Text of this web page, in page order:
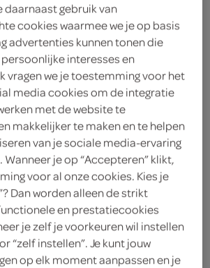
kompres
zijn niet zichtbaar bij de
worden wél automatisch
daarnaast gebruik van
cookies waarmee we je op basis
advertenties kunnen tonen die
interesses en
vragen we je toestemming voor het
media cookies om de integratie
met de website te
makkelijker te maken en te helpen
van je sociale media-ervaring
je op “Accepteren” klikt,
voor al onze cookies. Kies je
Dan worden alleen de strikt
en prestatiecookies
je zelf je voorkeuren wil instellen
“zelf instellen”. Je kunt jouw
op elk moment aanpassen en je